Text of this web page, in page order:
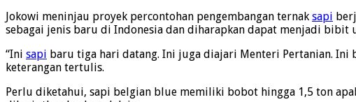
Jokowi meninjau proyek percontohan pengembangan ternak sapi
sebagai jenis baru di Indonesia dan diharapkan dapat menjadi bibit
“Ini sapi baru tiga hari datang. Ini juga diajari Menteri Pertanian. Ini
keterangan tertulis.
Perlu diketahui, sapi belgian blue memiliki bobot hingga 1,5 ton